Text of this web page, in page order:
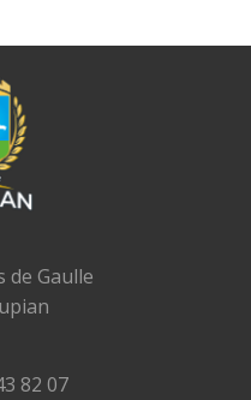
de Gaulle
82 07